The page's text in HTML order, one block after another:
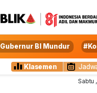
BI Mundur
Klasemen
Sabtu